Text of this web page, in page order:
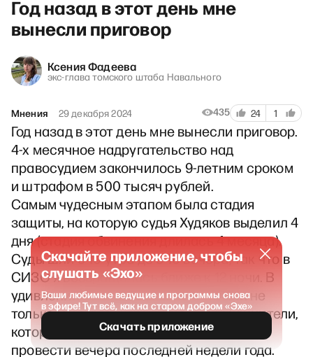
Год назад в этот день мне
вынесли приговор
Ксения Фадеева
экс-глава томского штаба Навального
Мнения 29 декабря 2024 435 24 1
Год назад в этот день мне вынесли приговор.
4-х месячное надругательство над
правосудием закончилось 9-летним сроком
и штрафом в 500 тысяч рублей.
Самым чудесным этапом была стадия
защиты, на которую судья Худяков выделил 4
дня (стадия обвинения длилась 4 месяца).
Суды шли с 10 утра до 9-10 вечера, так что в
СИЗО я возвращалась ближе к 12 ночи. В
удивлении от такого ускорения были не
только мы с адвокатами, но и гособвинители,
которые явно планировали по-другому
провести вечера последней недели года.
Скачайте приложение, чтобы
слушать «Эхо»
Ваши любимые ведущие и программы снова
в эфире! Тут всё, как на старом добром «Эхе»
Скачать приложение